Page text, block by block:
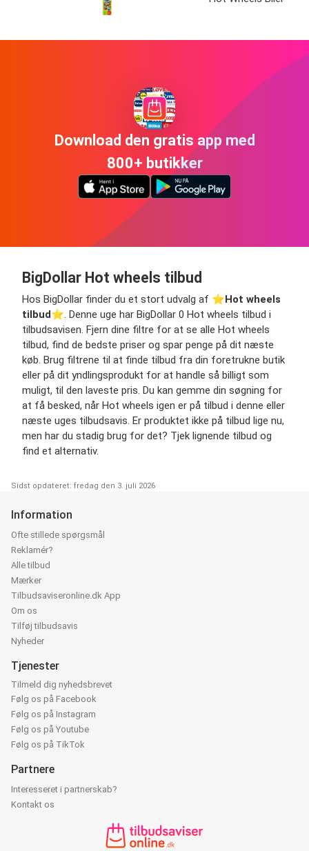
Download den gratis app med
800+ butikker
BigDollar Hot wheels tilbud
Hos BigDollar finder du et stort udvalg af ⭐️Hot wheels
tilbud⭐️. Denne uge har BigDollar 0 Hot wheels tilbud i
tilbudsavisen. Fjern dine filtre for at se alle Hot wheels
tilbud, find de bedste priser og spar penge på dit næste
køb. Brug filtrene til at finde tilbud fra din foretrukne butik
eller på dit yndlingsprodukt for at handle så billigt som
muligt, til den laveste pris. Du kan gemme din søgning for
at få besked, når Hot wheels igen er på tilbud i denne eller
næste uges tilbudsavis. Er produktet ikke på tilbud lige nu,
men har du stadig brug for det? Tjek lignende tilbud og
find et alternativ.
Sidst opdateret: fredag den 3. juli 2026
Information
Ofte stillede spørgsmål
Reklamér?
Alle tilbud
Mærker
Tilbudsaviseronline.dk App
Om os
Tilføj tilbudsavis
Nyheder
Tjenester
Tilmeld dig nyhedsbrevet
Følg os på Facebook
Følg os på Instagram
Følg os på Youtube
Følg os på TikTok
Partnere
Interesseret i partnerskab?
Kontakt os